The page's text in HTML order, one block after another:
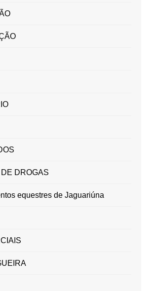
DROGAS
equestres de Jaguariúna